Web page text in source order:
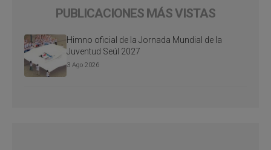
PUBLICACIONES MÁS VISTAS
Himno oficial de la Jornada Mundial de la
Juventud Seúl 2027
3 Ago 2026